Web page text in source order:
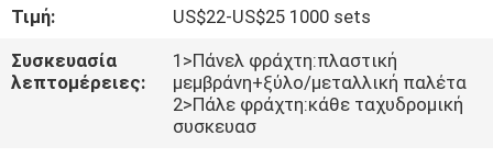
ΜΑΣ
ΕΛΆΤΕ
Τιμή:
US$22-US$25 1000 sets
Συσκευασία
λεπτομέρειες:
1>Πάνελ φράχτη:πλαστική
μεμβράνη+ξύλο/μεταλλική παλέτα
2>Πάλε φράχτη:κάθε ταχυδρομική
συσκευασ